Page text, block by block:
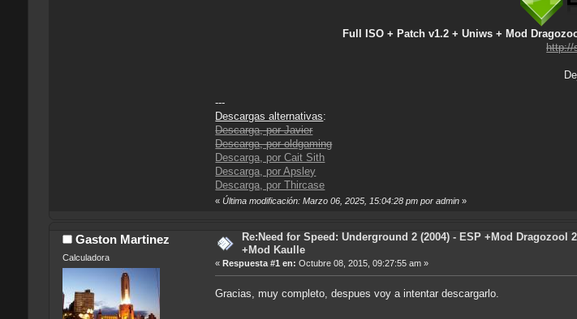
Full ISO + Patch v1.2 + Uniws + Mod
http://
---
Descargas alternativas:
Descarga, por Javier
Descarga, por oldgaming
Descarga, por Cait Sith
Descarga, por Apsley
Descarga, por Thircase
«Última modificación: Marzo 06, 2025, 15:04:28 pm por admin »
Gaston Martinez
Calculadora
Re:Need for Speed: Underground 2 (2004) - ESP +Mod Dragozool
+Mod Kaulle
«Respuesta #1 en: Octubre 08, 2015, 09:27:55 am »
Gracias, muy completo, despues voy a intentar descargarlo.